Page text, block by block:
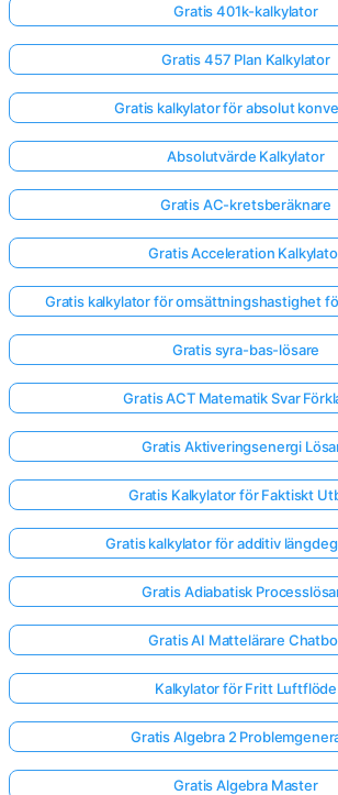
Gratis 401k-kalkylator
Gratis 457 Plan Kalkylator
Gratis kalkylator för absolut
Absolutvärde Kalkylator
Gratis AC-kretsberäknare
Gratis Acceleration
Gratis kalkylator för omsättningshastighet
Gratis syra-bas-lösare
Gratis ACT Matematik Svar
Gratis Aktiveringsenergi
Gratis Kalkylator för Faktiskt
Gratis kalkylator för additiv
Gratis Adiabatisk
Gratis AI Mattelärare
Kalkylator för Fritt Luftflöde
Gratis Algebra 2
Gratis Algebra Master